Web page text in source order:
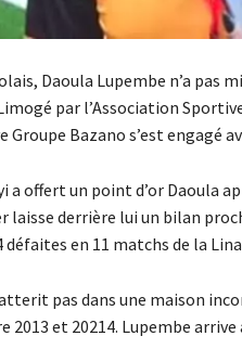
Daoula Lupembe n’a pas
par l’Association
Groupe Bazano s’est engagé
a offert un point d’or Daoula
laisse derrière lui un bilan
défaites en 11 matchs de la
pas dans une maison
2013 et 20214. Lupembe